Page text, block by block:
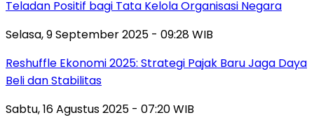
Teladan Positif bagi Tata Kelola Organisasi Negara
Selasa, 9 September 2025 - 09:28 WIB
Reshuffle Ekonomi 2025: Strategi Pajak Baru Jaga Daya
Beli dan Stabilitas
Sabtu, 16 Agustus 2025 - 07:20 WIB